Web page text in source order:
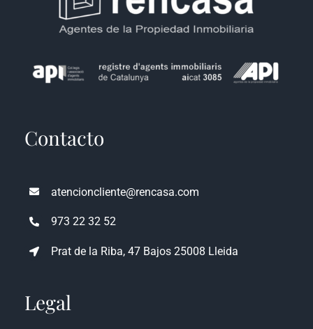
Contacto
atencioncliente@rencasa.com
973 22 32 52
Prat de la Riba, 47 Bajos 25008 Lleida
Legal